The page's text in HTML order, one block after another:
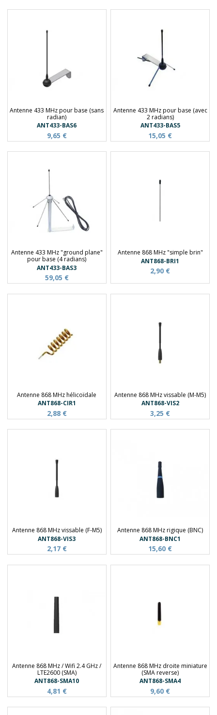
Antenne 433 MHz pour base (sans
radian)
ANT433-BAS6
9,65 €
Antenne 433 MHz pour base (avec
2 radians)
ANT433-BAS5
15,05 €
Antenne 433 MHz "ground plane"
pour base (4 radians)
ANT433-BAS3
59,05 €
Antenne 868 MHz "simple brin"
ANT868-BRI1
2,90 €
Antenne 868 MHz hélicoïdale
ANT868-CIR1
2,88 €
Antenne 868 MHz vissable (M-M5)
ANT868-VIS2
3,25 €
Antenne 868 MHz vissable (F-M5)
ANT868-VIS3
2,17 €
Antenne 868 MHz rigique (BNC)
ANT868-BNC1
15,60 €
Antenne 868 MHz / Wifi 2.4 GHz /
LTE2600 (SMA)
ANT868-SMA10
4,81 €
Antenne 868 MHz droite miniature
(SMA reverse)
ANT868-SMA4
9,60 €